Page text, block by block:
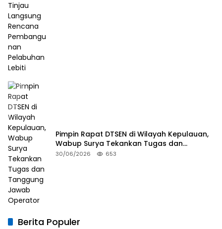
Pimpin Rapat DTSEN di Wilayah Kepulauan,
Wabup Surya Tekankan Tugas dan
Tanggung Jawab Operator
30/06/2026 653
Berita Populer